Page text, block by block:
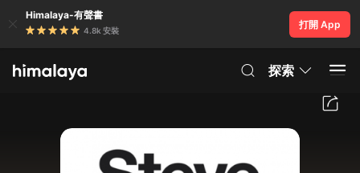
Himalaya-有聲書
4.8k 安裝
打開 App
探索